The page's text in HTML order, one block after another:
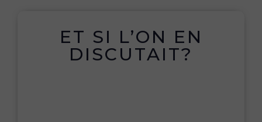
ET SI L’ON EN
DISCUTAIT?